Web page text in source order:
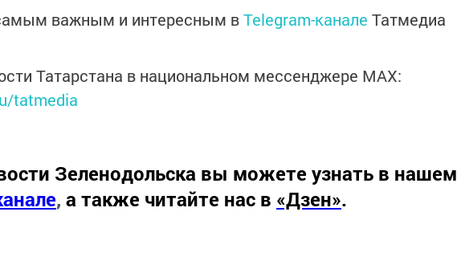
важным и интересным вTelegram-канале Татмедиа
Татарстана в национальном мессенджере MАХ:
tatmedia
Зеленодольска вы можете узнать в нашем
, а также читайте нас в «Дзен».